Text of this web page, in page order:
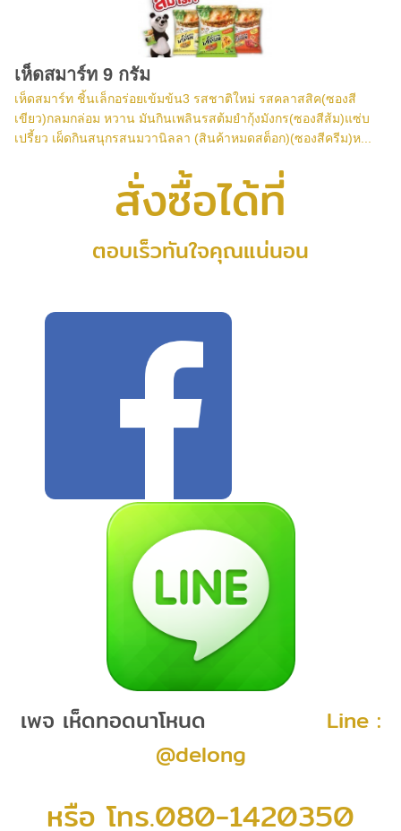
เห็ดสมาร์ท 9 กรัม
เห็ดสมาร์ท ชิ้นเล็กอร่อยเข้มข้น3 รสชาติใหม่ รสคลาสสิค(ซองสี
เขียว)กลมกล่อม หวาน มันกินเพลินรสต้มยำกุ้งมังกร(ซองสีส้ม)แซ่บ
เปรี้ยว เผ็ดกินสนุกรสนมวานิลลา (สินค้าหมดสต็อก)(ซองสีครีม)ห...
สั่งซื้อได้ที่
ตอบเร็วทันใจคุณแน่นอน
เพจ เห็ดทอดนาโหนด Line :
@delong
หรือ โทร.080-1420350